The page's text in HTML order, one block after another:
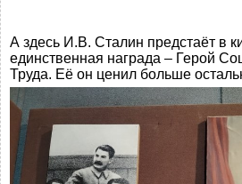
А здесь И.В. Сталин предстаёт в
единственная награда – Герой
Труда. Её он ценил больше